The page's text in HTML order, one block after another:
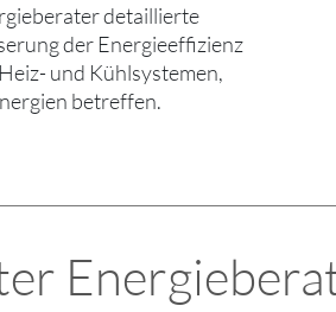
detaillierte
der Energieeffizienz
und Kühlsystemen,
betreffen.